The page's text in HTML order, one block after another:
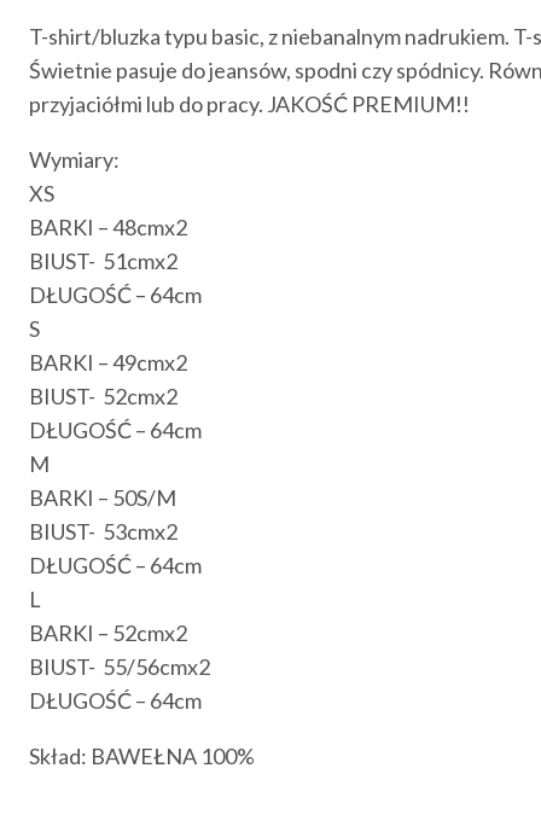
T-shirt/bluzka typu basic, z niebanalnym nadrukiem.
Świetnie pasuje do jeansów, spodni czy spódnicy.
przyjaciółmi lub do pracy. JAKOŚĆ PREMIUM!!
Wymiary:
XS
BARKI – 48cmx2
BIUST- 51cmx2
DŁUGOŚĆ – 64cm
S
BARKI – 49cmx2
BIUST- 52cmx2
DŁUGOŚĆ – 64cm
M
BARKI – 50S/M
BIUST- 53cmx2
DŁUGOŚĆ – 64cm
L
BARKI – 52cmx2
BIUST- 55/56cmx2
DŁUGOŚĆ – 64cm
Skład: BAWEŁNA 100%